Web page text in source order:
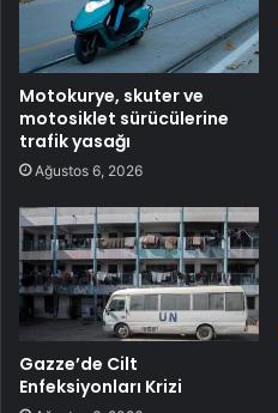
Motokurye, skuter ve
motosiklet sürücülerine
trafik yasağı
Ağustos 6, 2026
Gazze’de Cilt
Enfeksiyonları Krizi